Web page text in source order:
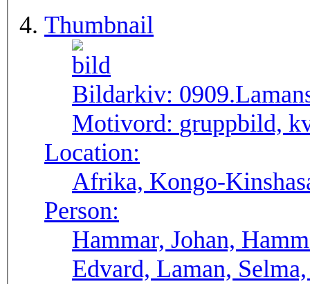
Thumbnail
Bildarkiv:
Motivord: gruppbild,
Location:
Afrika, Kongo-
Person:
Hammar, Johan,
Edvard, Laman,